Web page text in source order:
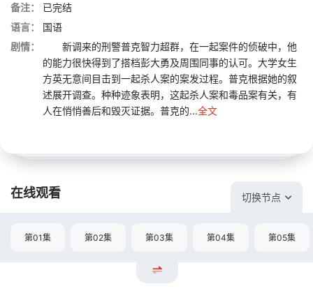
备注：
已完结
语言：
国语
剧情：
新调来的刑警普克智力超群，在一起案件的侦破中，他
的能力很快得到了搭档彭大勇及周围同事的认可。大学女生
方英无意间目击到一起杀人案的案发过程。普克根据她的叙
述展开调查。种种迹象表明，这起杀人案和毒品案有关，有
人在悄悄善后和毁灭证据。普克的...全文
在线观看 切换节点
第01集 第02集 第03集 第04集 第05集